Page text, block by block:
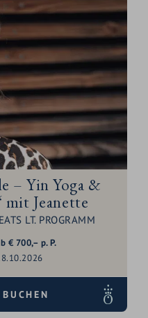
– Yin Yoga &
mit Jeanette
LT. PROGRAMM
€ 700,– p. P.
BUCHEN